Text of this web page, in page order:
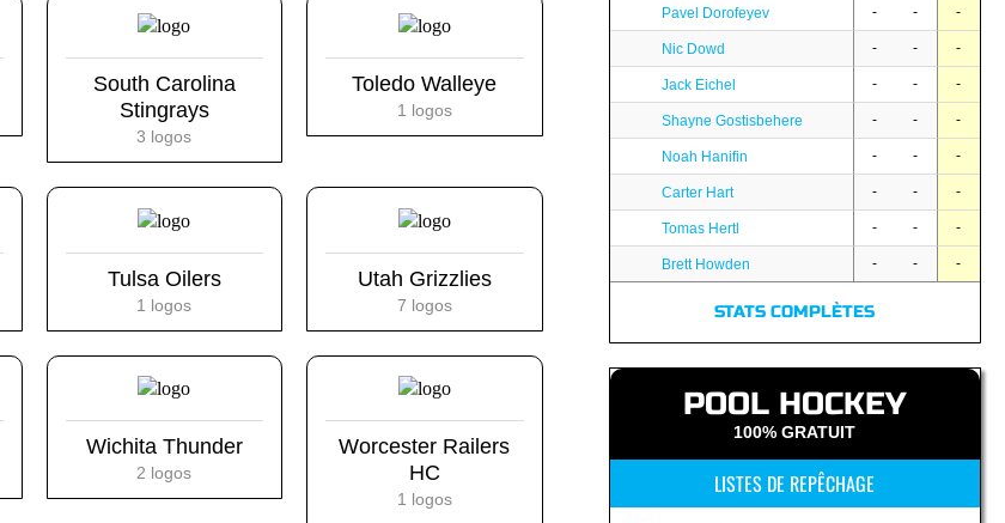
South Carolina
Stingrays
3 logos
Toledo Walleye
1 logos
Tulsa Oilers
1 logos
Utah Grizzlies
7 logos
Wichita Thunder
2 logos
Worcester Railers
HC
1 logos
Pavel Dorofeyev - - -
Nic Dowd - - -
Jack Eichel - - -
Shayne Gostisbehere - - -
Noah Hanifin - - -
Carter Hart - - -
Tomas Hertl - - -
Brett Howden - - -
STATS COMPLÈTES
POOL HOCKEY
100% GRATUIT
LISTES DE REPÊCHAGE